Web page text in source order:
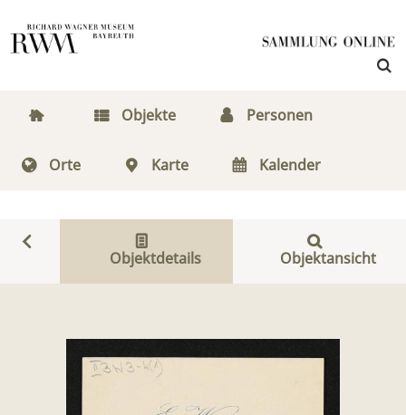
Objekte Personen
Orte Karte Kalender
Objektdetails Objektansicht